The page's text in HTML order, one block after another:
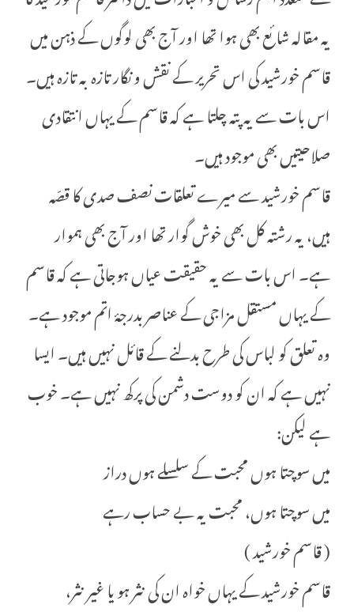
یہ مقالہ شائع بھی ہوا تھا اور آج بھی لوگوں کے ذہن میں
قاسم خورشید کی اس تحریر کے نقش و نگار تازہ بہ تازہ ہیں۔
اس بات سے یہ پتہ چلتا ہے کہ قاسم کے یہاں انتقادی
صلاحیتیں بھی موجود ہیں۔
قاسم خورشید سے میرے تعلقات نصف صدی کا قصّہ
ہیں، یہ رشتہ کل بھی خوش گوار تھا اور آج بھی ہموار
ہے۔ اس بات سے یہ حقیقت عیاں ہوجاتی ہے کہ قاسم
کے یہاں مستقل مزاجی کے عناصر بدرجۂ اتم موجود ہے۔
وہ تعلق کو لباس کی طرح بدلنے کے قائل نہیں ہیں۔ ایسا
نہیں ہے کہ ان کو دوست دشمن کی پرکھ نہیں ہے۔ خوب
ہے لیکن:
میں سوچتا ہوں محبت کے سلسلے ہوں دراز
میں سوچتا ہوں، محبت یہ بے حساب رہے
( قاسم خورشید )
قاسم خورشید کے یہاں خواہ ان کی نثر ہو یا غیر نثر،